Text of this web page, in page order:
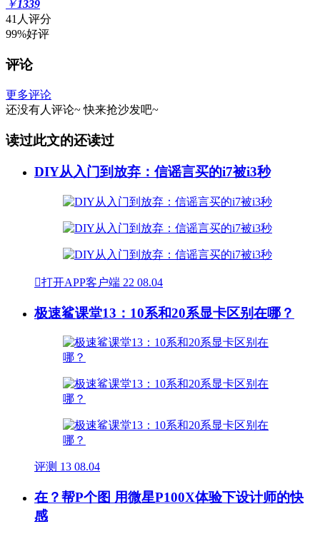
￥1339
41人评分
99%好评
评论
更多评论
还没有人评论~ 快来抢沙发吧~
读过此文的还读过
DIY从入门到放弃：信谣言买的i7被i3秒
打开APP客户端 22 08.04
极速鲨课堂13：10系和20系显卡区别在哪？
评测 13 08.04
在？帮P个图 用微星P100X体验下设计师的快
感